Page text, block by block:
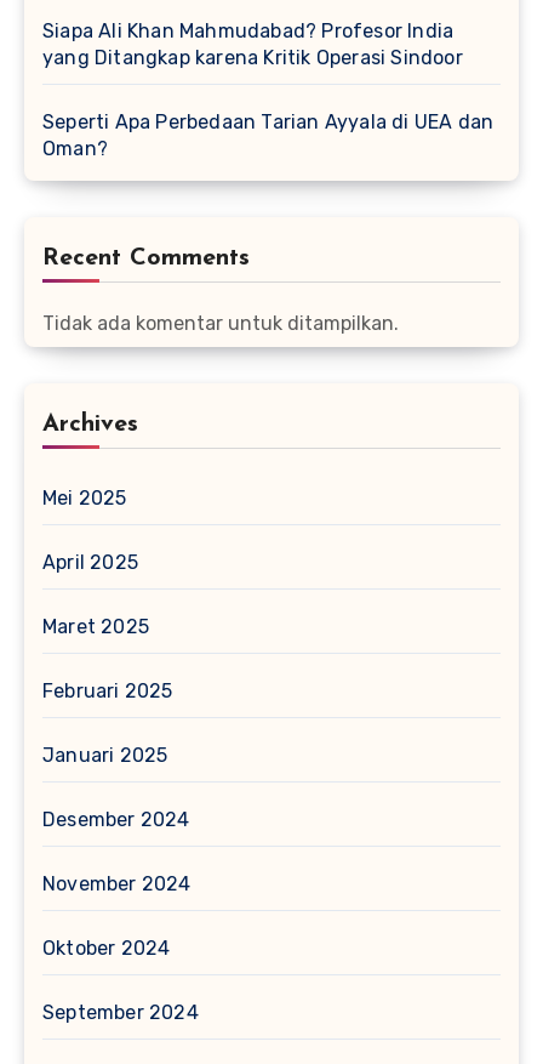
Siapa Ali Khan Mahmudabad? Profesor India
yang Ditangkap karena Kritik Operasi Sindoor
Seperti Apa Perbedaan Tarian Ayyala di UEA dan
Oman?
Recent Comments
Tidak ada komentar untuk ditampilkan.
Archives
Mei 2025
April 2025
Maret 2025
Februari 2025
Januari 2025
Desember 2024
November 2024
Oktober 2024
September 2024